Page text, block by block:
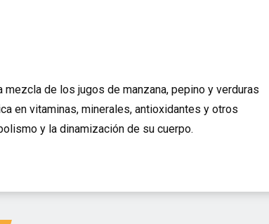
de los jugos de manzana, pepino y verduras
en vitaminas, minerales, antioxidantes y otros
y la dinamización de su cuerpo.